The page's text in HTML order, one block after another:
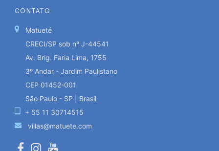
CONTATO
Matueté
CRECI/SP sob nº J-44541
Av. Brig. Faria Lima, 1755
3º Andar - Jardim Paulistano
CEP 01452-001
São Paulo - SP | Brasil
+ 55 11 30714515
villas@matuete.com